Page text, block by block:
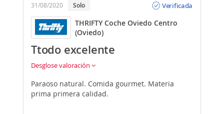
31/08/2020 Solo
Verificada
THRIFTY Coche Oviedo Centro
(Oviedo)
Ttodo excelente
Desglose valoración
Paraoso natural. Comida gourmet. Materia
prima primera calidad.